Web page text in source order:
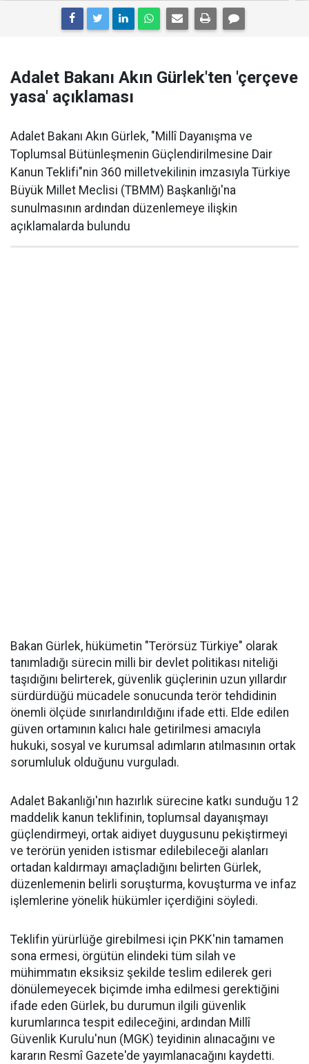
Adalet Bakanı Akın Gürlek'ten 'çerçeve
yasa' açıklaması
Adalet Bakanı Akın Gürlek, "Millî Dayanışma ve
Toplumsal Bütünleşmenin Güçlendirilmesine Dair
Kanun Teklifi"nin 360 milletvekilinin imzasıyla Türkiye
Büyük Millet Meclisi (TBMM) Başkanlığı'na
sunulmasının ardından düzenlemeye ilişkin
açıklamalarda bulundu
Bakan Gürlek, hükümetin "Terörsüz Türkiye" olarak
tanımladığı sürecin milli bir devlet politikası niteliği
taşıdığını belirterek, güvenlik güçlerinin uzun yıllardır
sürdürdüğü mücadele sonucunda terör tehdidinin
önemli ölçüde sınırlandırıldığını ifade etti. Elde edilen
güven ortamının kalıcı hale getirilmesi amacıyla
hukuki, sosyal ve kurumsal adımların atılmasının ortak
sorumluluk olduğunu vurguladı.
Adalet Bakanlığı'nın hazırlık sürecine katkı sunduğu 12
maddelik kanun teklifinin, toplumsal dayanışmayı
güçlendirmeyi, ortak aidiyet duygusunu pekiştirmeyi
ve terörün yeniden istismar edilebileceği alanları
ortadan kaldırmayı amaçladığını belirten Gürlek,
düzenlemenin belirli soruşturma, kovuşturma ve infaz
işlemlerine yönelik hükümler içerdiğini söyledi.
Teklifin yürürlüğe girebilmesi için PKK'nin tamamen
sona ermesi, örgütün elindeki tüm silah ve
mühimmatın eksiksiz şekilde teslim edilerek geri
dönülemeyecek biçimde imha edilmesi gerektiğini
ifade eden Gürlek, bu durumun ilgili güvenlik
kurumlarınca tespit edileceğini, ardından Millî
Güvenlik Kurulu'nun (MGK) teyidinin alınacağını ve
kararın Resmî Gazete'de yayımlanacağını kaydetti.